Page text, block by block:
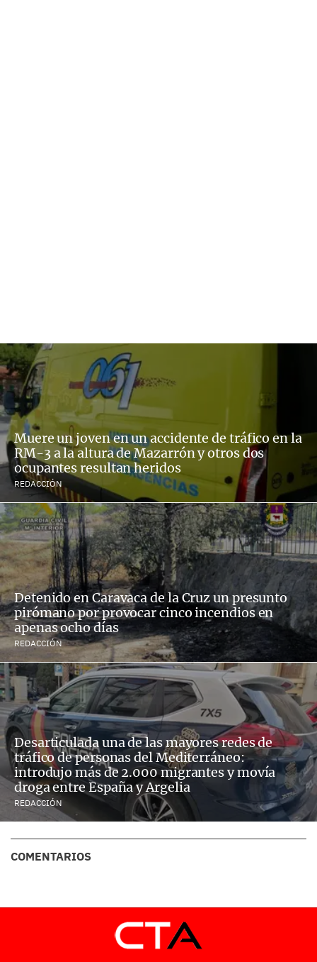
Muere un joven en un accidente de tráfico en la
RM-3 a la altura de Mazarrón y otros dos
ocupantes resultan heridos
REDACCIÓN
Detenido en Caravaca de la Cruz un presunto
pirómano por provocar cinco incendios en
apenas ocho días
REDACCIÓN
Desarticulada una de las mayores redes de
tráfico de personas del Mediterráneo:
introdujo más de 2.000 migrantes y movía
droga entre España y Argelia
REDACCIÓN
COMENTARIOS